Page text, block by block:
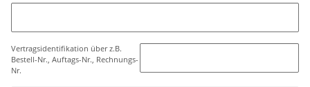
Vertragsidentifikation über z.B.
Bestell-Nr., Auftags-Nr., Rechnungs-
Nr.